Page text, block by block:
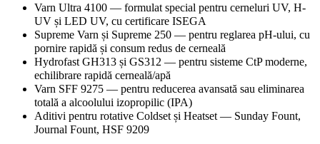
Varn Ultra 4100 — formulat special pentru cerneluri UV, H-
UV și LED UV, cu certificare ISEGA
Supreme Varn și Supreme 250 — pentru reglarea pH-ului, cu
pornire rapidă și consum redus de cerneală
Hydrofast GH313 și GS312 — pentru sisteme CtP moderne,
echilibrare rapidă cerneală/apă
Varn SFF 9275 — pentru reducerea avansată sau eliminarea
totală a alcoolului izopropilic (IPA)
Aditivi pentru rotative Coldset și Heatset — Sunday Fount,
Journal Fount, HSF 9209